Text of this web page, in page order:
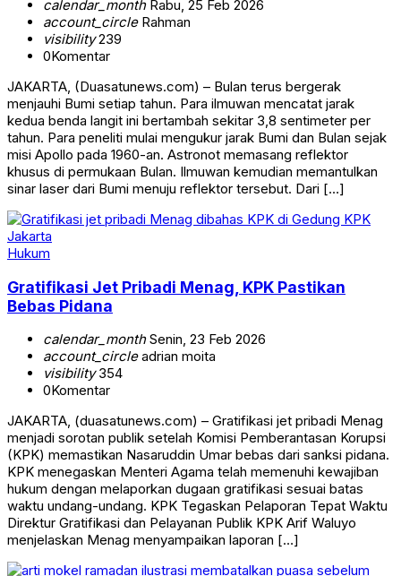
calendar_monthRabu, 25 Feb 2026
account_circleRahman
visibility239
0Komentar
JAKARTA, (Duasatunews.com) – Bulan terus bergerak
menjauhi Bumi setiap tahun. Para ilmuwan mencatat jarak
kedua benda langit ini bertambah sekitar 3,8 sentimeter per
tahun. Para peneliti mulai mengukur jarak Bumi dan Bulan sejak
misi Apollo pada 1960-an. Astronot memasang reflektor
khusus di permukaan Bulan. Ilmuwan kemudian memantulkan
sinar laser dari Bumi menuju reflektor tersebut. Dari […]
Hukum
Gratifikasi Jet Pribadi Menag, KPK Pastikan
Bebas Pidana
calendar_monthSenin, 23 Feb 2026
account_circleadrian moita
visibility354
0Komentar
JAKARTA, (duasatunews.com) – Gratifikasi jet pribadi Menag
menjadi sorotan publik setelah Komisi Pemberantasan Korupsi
(KPK) memastikan Nasaruddin Umar bebas dari sanksi pidana.
KPK menegaskan Menteri Agama telah memenuhi kewajiban
hukum dengan melaporkan dugaan gratifikasi sesuai batas
waktu undang-undang. KPK Tegaskan Pelaporan Tepat Waktu
Direktur Gratifikasi dan Pelayanan Publik KPK Arif Waluyo
menjelaskan Menag menyampaikan laporan […]